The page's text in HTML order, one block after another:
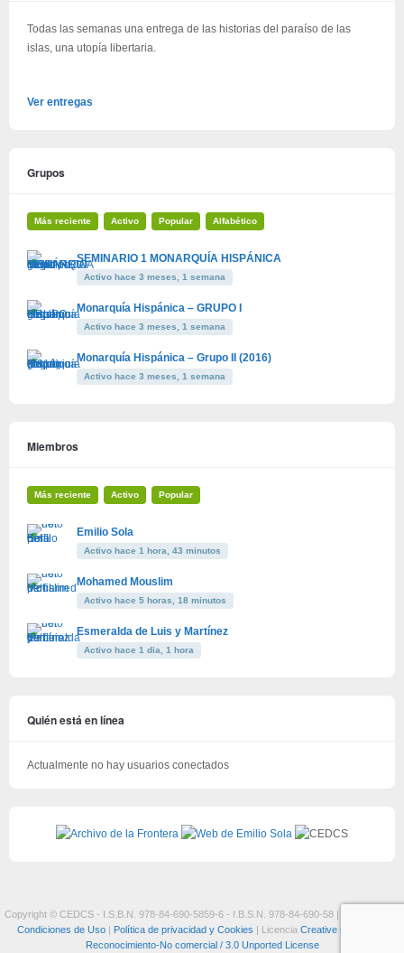
Todas las semanas una entrega de las historias del paraíso de las
islas, una utopía libertaria.
Ver entregas
Grupos
Más reciente Activo Popular Alfabético
SEMINARIO 1 MONARQUÍA HISPÁNICA
Activo hace 3 meses, 1 semana
Monarquía Hispánica – GRUPO I
Activo hace 3 meses, 1 semana
Monarquía Hispánica – Grupo II (2016)
Activo hace 3 meses, 1 semana
Miembros
Más reciente Activo Popular
Emilio Sola
Activo hace 1 hora, 43 minutos
Mohamed Mouslim
Activo hace 5 horas, 18 minutos
Esmeralda de Luis y Martínez
Activo hace 1 dia, 1 hora
Quién está en línea
Actualmente no hay usuarios conectados
Copyright © CEDCS - I.S.B.N. 978-84-690-5859-6 - I.B.S.N. 978-84-690-58 |
Condiciones de Uso| Política de privacidad y Cookies | Licencia Creative Commons:
Reconocimiento-No comercial / 3.0 Unported License